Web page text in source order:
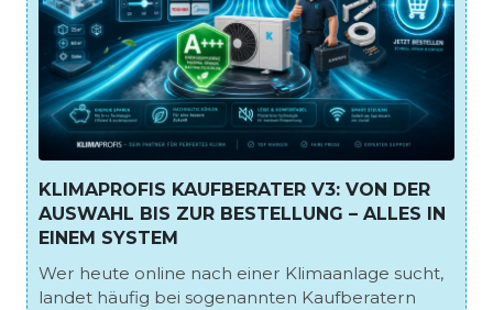
KLIMAPROFIS KAUFBERATER V3: VON DER
AUSWAHL BIS ZUR BESTELLUNG – ALLES IN
EINEM SYSTEM
Wer heute online nach einer Klimaanlage sucht,
landet häufig bei sogenannten Kaufberatern